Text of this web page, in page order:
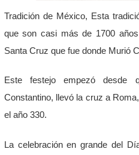
Tradición de México, Esta
que son casi más de 1700
Santa Cruz que fue donde Murió
Este festejo empezó desde
Constantino, llevó la cruz a
el año 330.
La celebración en grande del